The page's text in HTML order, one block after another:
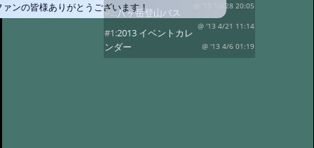
ァンの皆様ありがとうございます！
@ '13 10/28 20:05
#2:八ヶ岳登山バス
@ '13 4/21 11:14
#1:2013 イベントカレ
ンダー
@ '13 4/6 01:19